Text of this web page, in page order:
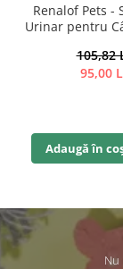
Renalof Pets -
Urinar pentru
105,82
95,00
Adaugă în
Nu